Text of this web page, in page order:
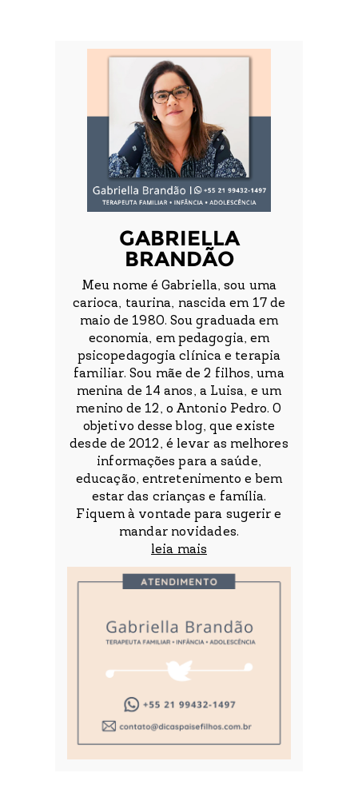
GABRIELLA
BRANDÃO
Meu nome é Gabriella, sou uma
carioca, taurina, nascida em 17 de
maio de 1980. Sou graduada em
economia, em pedagogia, em
psicopedagogia clínica e terapia
familiar. Sou mãe de 2 filhos, uma
menina de 14 anos, a Luisa, e um
menino de 12, o Antonio Pedro. O
objetivo desse blog, que existe
desde de 2012, é levar as melhores
informações para a saúde,
educação, entretenimento e bem
estar das crianças e família.
Fiquem à vontade para sugerir e
mandar novidades.
leia mais